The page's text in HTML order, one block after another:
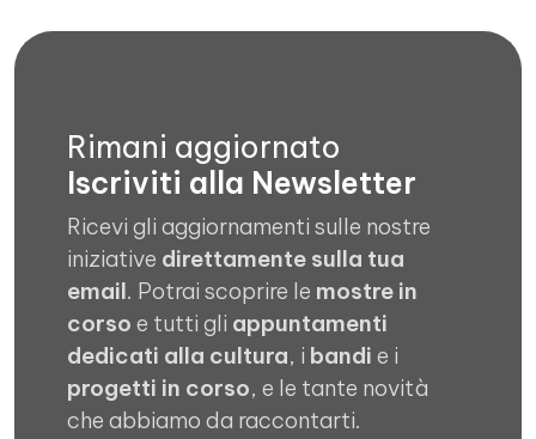
Rimani aggiornato
Iscriviti alla Newsletter
Ricevi gli aggiornamenti sulle nostre
iniziative direttamente sulla tua
email. Potrai scoprire le mostre in
corso e tutti gli appuntamenti
dedicati alla cultura, i bandi e i
progetti in corso, e le tante novità
che abbiamo da raccontarti.